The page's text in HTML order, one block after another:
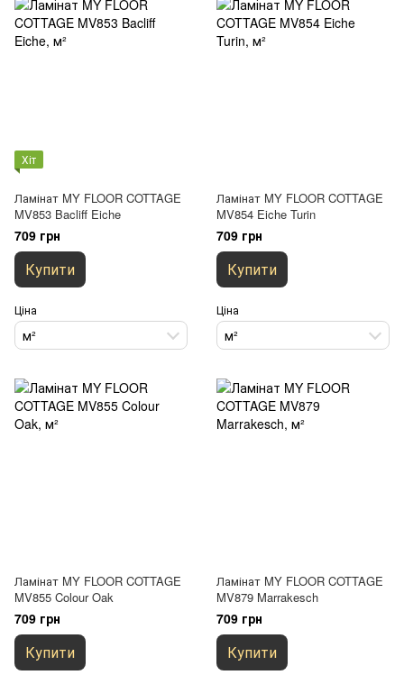
Хіт
Ламінат MY FLOOR COTTAGE
MV853 Bacliff Eiche
709 грн
Купити
Ціна
м²
Ламінат MY FLOOR COTTAGE
MV854 Eiche Turin
709 грн
Купити
Ціна
м²
Ламінат MY FLOOR COTTAGE
MV855 Colour Oak
709 грн
Купити
Ламінат MY FLOOR COTTAGE
MV879 Marrakesch
709 грн
Купити